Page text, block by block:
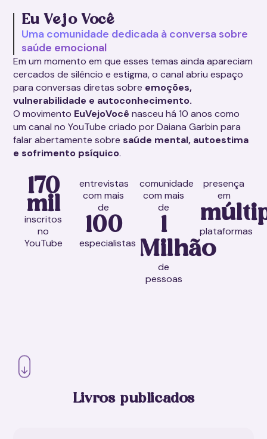
Eu Vejo Você
Uma comunidade dedicada à conversa sobre
saúde emocional
O movimento EuVejoVocê nasceu há 10 anos como
um canal no YouTube criado por Daiana Garbin para
falar abertamente sobre saúde mental, autoestima
e sofrimento psíquico.
Em um momento em que esses temas ainda apareciam
cercados de silêncio e estigma, o canal abriu espaço
para conversas diretas sobre emoções,
vulnerabilidade e autoconhecimento.
170
mil
inscritos
no
YouTube
entrevistas
com mais
de
100
especialistas
comunidade
com mais
de
1
Milhão
de
pessoas
presença
em
plataformas
Livros publicados